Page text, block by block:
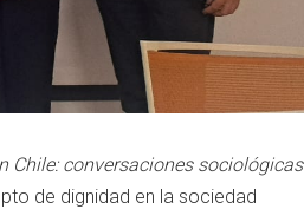
Chile: conversaciones sociológicas
de dignidad en la sociedad